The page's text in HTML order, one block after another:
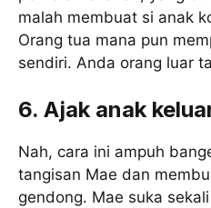
malah membuat si anak
Orang tua mana pun
sendiri. Anda orang luar
6. Ajak anak
Nah, cara ini ampuh
tangisan Mae dan
gendong. Mae suka